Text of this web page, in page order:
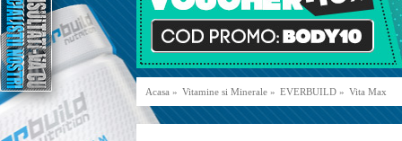
Acasa » Vitamine si Minerale » EVERBUILD » Vita Max